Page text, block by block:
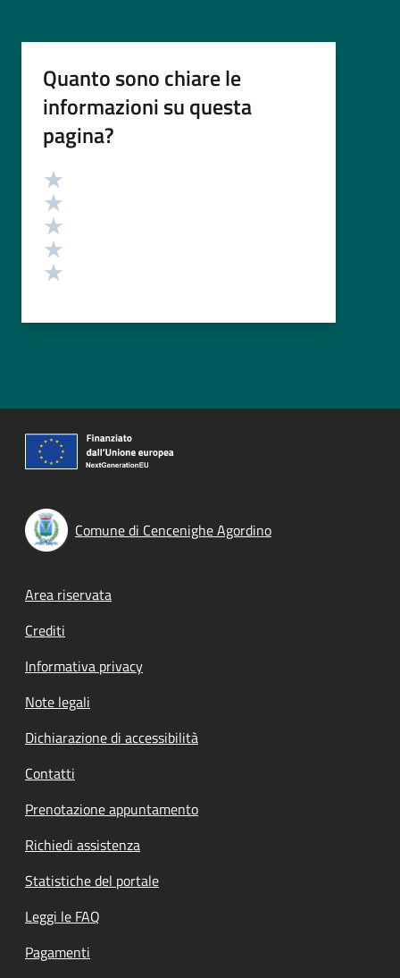
Quanto sono chiare le
informazioni su questa
pagina?
Valutazione
Comune di Cencenighe Agordino
Footer menu
Area riservata
Crediti
Informativa privacy
Note legali
Dichiarazione di accessibilità
Contatti
Prenotazione appuntamento
Richiedi assistenza
Statistiche del portale
Leggi le FAQ
Pagamenti